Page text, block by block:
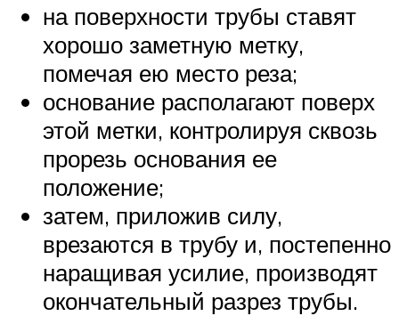
на поверхности трубы ставят
хорошо заметную метку,
помечая ею место реза;
основание располагают поверх
этой метки, контролируя сквозь
прорезь основания ее
положение;
затем, приложив силу,
врезаются в трубу и, постепенно
наращивая усилие, производят
окончательный разрез трубы.